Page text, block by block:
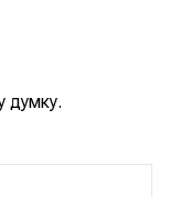
думку.